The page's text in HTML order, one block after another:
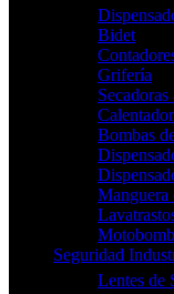
Bidet
Grifería
Bombas
Manguera
Seguridad
Lentes de